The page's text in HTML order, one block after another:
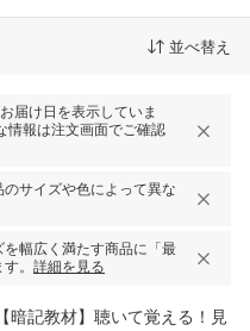
並べ替え
届け日を表示していま
情報は注文画面でご確認
サイズや色によって異な
幅広く満たす商品に「最
。 詳細を見る
暗記教材】聴いて覚える！見